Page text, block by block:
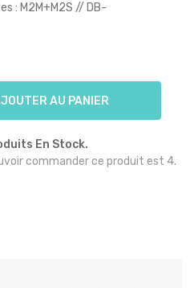
: M2M+M2S // DB-
AU PANIER
En Stock.
commander ce produit est 4.